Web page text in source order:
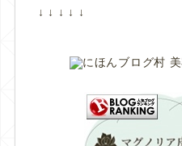
↓ ↓ ↓ ↓ ↓